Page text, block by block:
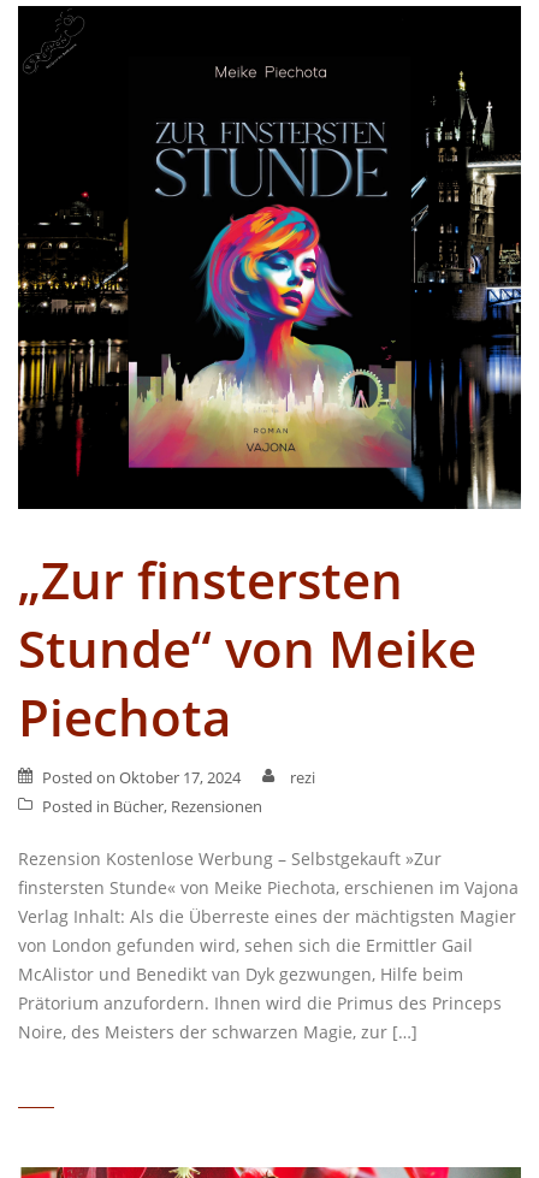
„Zur finstersten
Stunde“ von Meike
Piechota
Posted on Oktober 17, 2024
rezi
Posted in Bücher, Rezensionen
Rezension Kostenlose Werbung – Selbstgekauft »Zur
finstersten Stunde« von Meike Piechota, erschienen im Vajona
Verlag Inhalt: Als die Überreste eines der mächtigsten Magier
von London gefunden wird, sehen sich die Ermittler Gail
McAlistor und Benedikt van Dyk gezwungen, Hilfe beim
Prätorium anzufordern. Ihnen wird die Primus des Princeps
Noire, des Meisters der schwarzen Magie, zur […]